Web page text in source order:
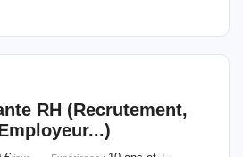
RH (Recrutement,